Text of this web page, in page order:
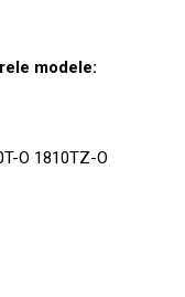
modele:
O 1810TZ-O